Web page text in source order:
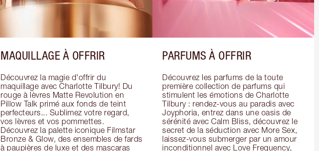
MAQUILLAGE À OFFRIR
Découvrez la magie d'offrir du
maquillage avec Charlotte Tilbury! Du
rouge à lèvres Matte Revolution en
Pillow Talk primé aux fonds de teint
perfecteurs... Sublimez votre regard,
vos lèvres et vos pommettes.
Découvrez la palette iconique Filmstar
Bronze & Glow, des ensembles de fards
à paupières de luxe et des mascaras
PARFUMS À OFFRIR
Découvrez les parfums de la toute
première collection de parfums qui
stimulent les émotions de Charlotte
Tilbury : rendez-vous au paradis avec
Joyphoria, entrez dans une oasis de
sérénité avec Calm Bliss, découvrez le
secret de la séduction avec More Sex,
laissez-vous submerger par un amour
inconditionnel avec Love Frequency,